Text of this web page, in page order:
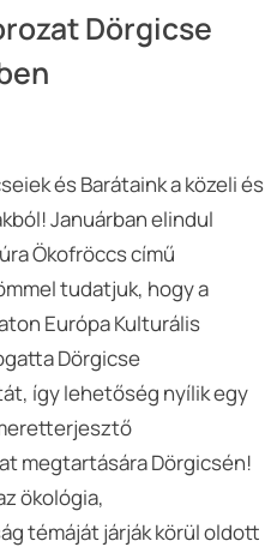
Dörgicse
és Barátaink a közeli és
Januárban elindul
Ökofröccs című
tudatjuk, hogy a
Európa Kulturális
Dörgicse
így lehetőség nyílik egy
megtartására Dörgicsén!
ökológia,
témáját járják körül oldott